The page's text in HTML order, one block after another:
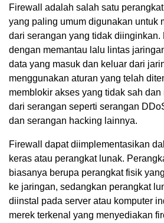
Firewall adalah salah satu
yang paling umum digunakan untuk
dari serangan yang tidak diinginkan.
dengan memantau lalu lintas
data yang masuk dan keluar dari
menggunakan aturan yang telah
memblokir akses yang tidak sah
dari serangan seperti serangan
dan serangan hacking lainnya.
Firewall dapat diimplementasikan
keras atau perangkat lunak.
biasanya berupa perangkat fisik
ke jaringan, sedangkan perangkat
diinstal pada server atau komputer
merek terkenal yang menyediakan